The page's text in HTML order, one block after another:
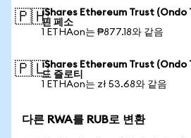
🇵🇭iShares Ethereum Trust (Ondo
핀 페소
1 ETHAon는 ₱877.18와 같음
🇵🇱iShares Ethereum Trust (Ondo
드 즐로티
1 ETHAon는 zł 53.68와 같음
다른 RWA를 RUB로 변환